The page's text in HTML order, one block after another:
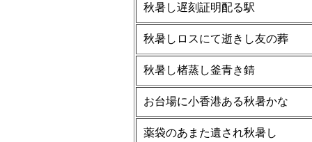
秋暑し遅刻証明配る駅
秋暑しロスにて逝きし友の葬
秋暑し楮蒸し釜青き錆
お台場に小香港ある秋暑かな
薬袋のあまた遺され秋暑し